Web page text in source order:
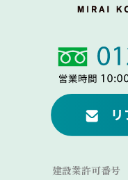
建設業許可番号